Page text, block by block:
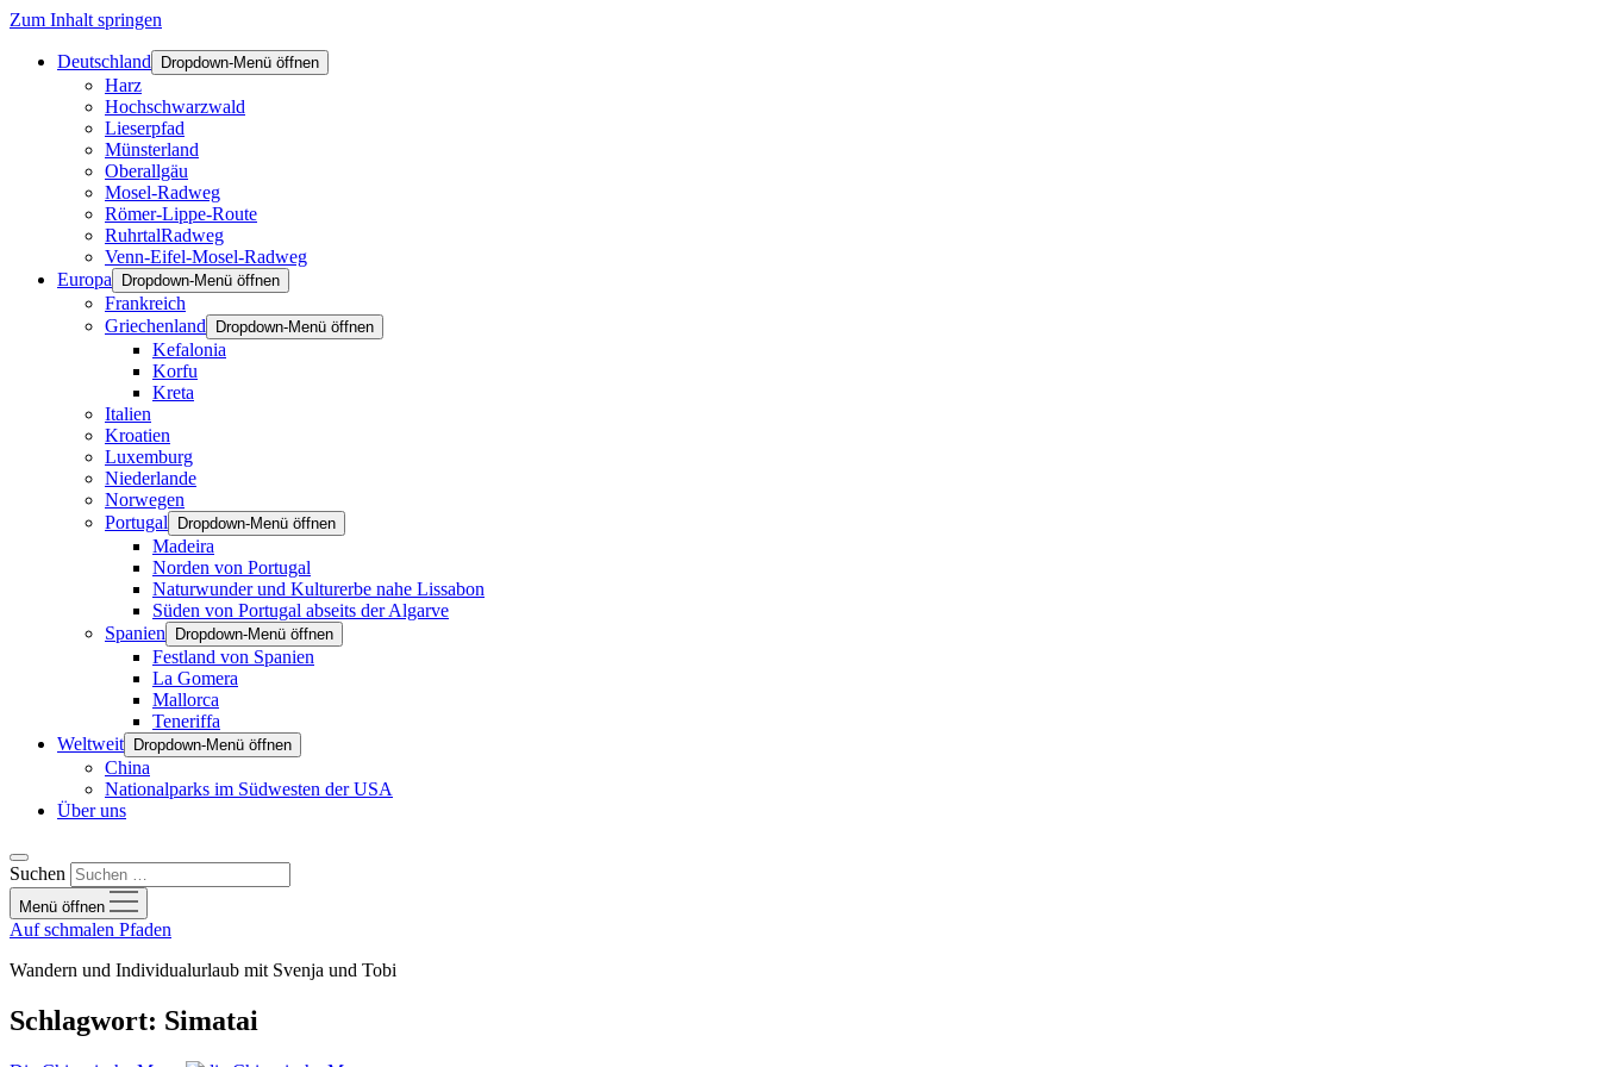
Zum Inhalt springen
Deutschland Dropdown-Menü öffnen
Harz
Hochschwarzwald
Lieserpfad
Münsterland
Oberallgäu
Mosel-Radweg
Römer-Lippe-Route
RuhrtalRadweg
Venn-Eifel-Mosel-Radweg
Europa
Dropdown-Menü öffnen
Frankreich
Griechenland
Dropdown-Menü öffnen
Kefalonia
Korfu
Kreta
Italien
Kroatien
Luxemburg
Niederlande
Norwegen
Portugal
Dropdown-Menü öffnen
Madeira
Norden von Portugal
Naturwunder und Kulturerbe nahe Lissabon
Süden von Portugal abseits der Algarve
Spanien
Dropdown-Menü öffnen
Festland von Spanien
La Gomera
Mallorca
Teneriffa
Weltweit
Dropdown-Menü öffnen
China
Nationalparks im Südwesten der USA
Über uns
Suchen
Menü öffnen
Auf schmalen Pfaden
Wandern und Individualurlaub mit Svenja und Tobi
Schlagwort: Simatai